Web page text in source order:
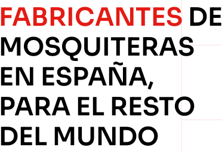
FABRICANTES DE
MOSQUITERAS
EN ESPAÑA,
PARA EL RESTO
DEL MUNDO